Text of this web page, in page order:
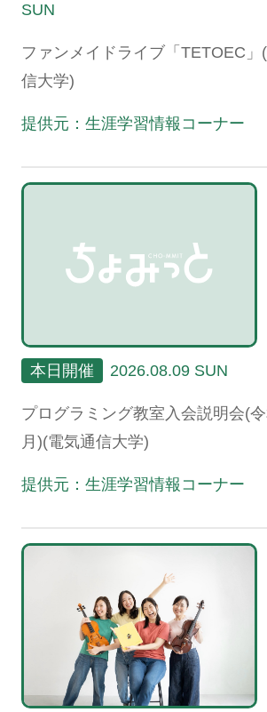
SUN
ファンメイドライブ「TETOEC」
信大学)
提供元：生涯学習情報コーナー
本日開催 2026.08.09 SUN
プログラミング教室入会説明会(
月)(電気通信大学)
提供元：生涯学習情報コーナー